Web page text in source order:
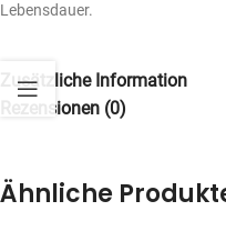
Lebensdauer.
Zusätzliche Information
Rezensionen (0)
Ähnliche